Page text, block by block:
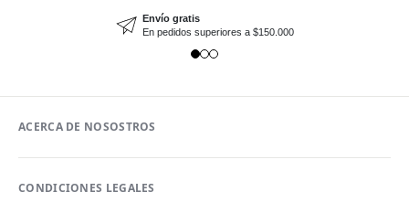
Envío gratis
En pedidos superiores a $150.000
ACERCA DE NOSOSTROS
CONDICIONES LEGALES